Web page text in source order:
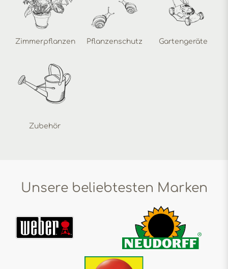
Zimmerpflanzen Pflanzenschutz Gartengeräte
Zubehör
Unsere beliebtesten Marken